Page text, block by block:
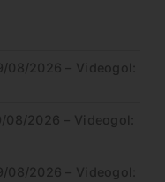
08/2026 – Videogol:
08/2026 – Videogol:
08/2026 – Videogol: